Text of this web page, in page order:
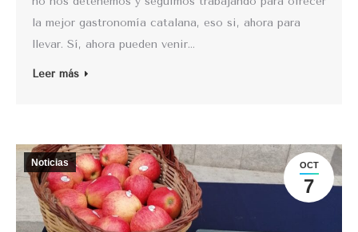
la mejor gastronomía catalana, eso si, ahora para
llevar. Sí, ahora pueden venir…
Leer más
OCT
7
Noticias